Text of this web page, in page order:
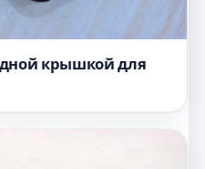
крышкой для